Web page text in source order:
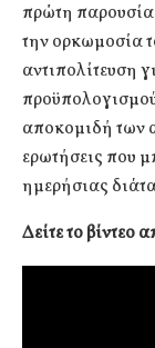
πρώτη
την ορκωμοσία
αντιπολίτευση
αποκομιδή των
ερωτήσεις που
ημερήσιας
Δείτε το